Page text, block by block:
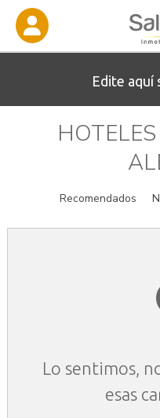
Edite aquí
Recomendados
Lo sentimos,
esas